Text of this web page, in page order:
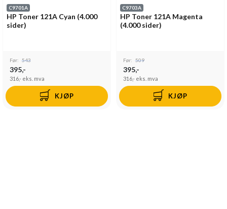
C9701A
HP Toner 121A Cyan (4.000
sider)
Før: 543
395,-
316,- eks. mva
KJØP
C9703A
HP Toner 121A Magenta
(4.000 sider)
Før: 509
395,-
316,- eks. mva
KJØP